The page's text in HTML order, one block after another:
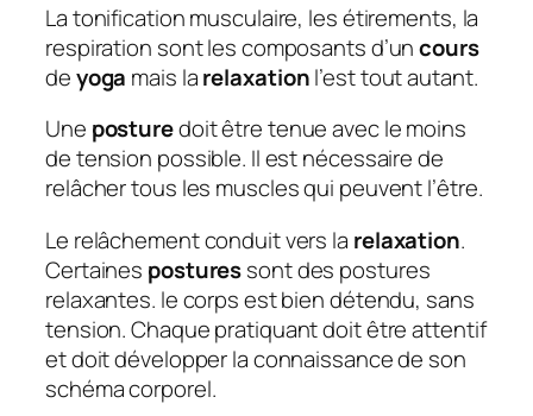
La tonification musculaire, les étirements, la
respiration sont les composants d’uncours
deyoga mais larelaxationl’est tout autant.
Une posturedoit être tenue avec le moins
de tension possible. Il est nécessaire de
relâcher tous les muscles qui peuvent l’être.
Le relâchement conduit vers la relaxation.
Certaines posturessont des postures
relaxantes. le corps est bien détendu, sans
tension. Chaque pratiquant doit être attentif
et doit développer la connaissance de son
schéma corporel.